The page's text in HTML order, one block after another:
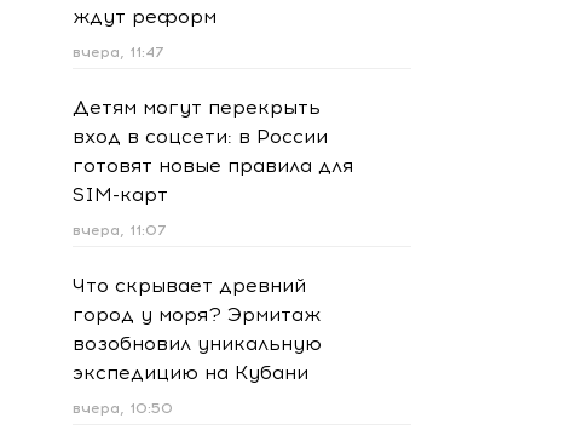
ждут реформ
вчера, 11:47
Детям могут перекрыть
вход в соцсети: в России
готовят новые правила для
SIM-карт
вчера, 11:07
Что скрывает древний
город у моря? Эрмитаж
возобновил уникальную
экспедицию на Кубани
вчера, 10:50